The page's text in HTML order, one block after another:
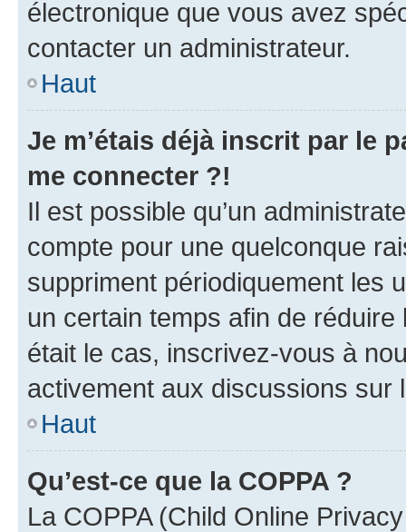
électronique que vous avez
contacter un administrateur.
Haut
Je m’étais déjà inscrit par le
me connecter ?!
Il est possible qu’un
compte pour une quelconque
suppriment périodiquement les
un certain temps afin de
était le cas, inscrivez-vous à
activement aux discussions sur
Haut
Qu’est-ce que la COPPA ?
La COPPA (Child Online